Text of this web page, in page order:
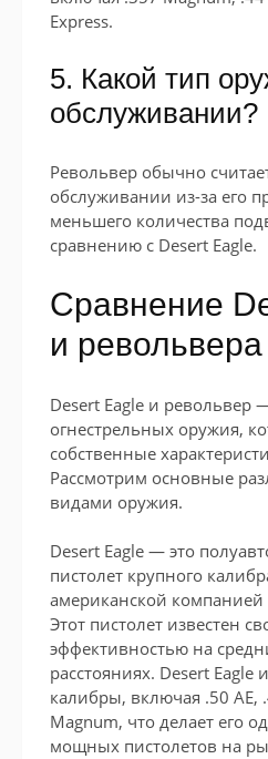
Express.
5. Какой тип
обслуживании?
Револьвер обычно
обслуживании из-за его
меньшего количества
сравнению с Desert Eagle.
Сравнение
и револьвера
Desert Eagle и револьвер
огнестрельных оружия,
собственные
Рассмотрим основные
видами оружия.
Desert Eagle — это
пистолет крупного
американской компанией
Этот пистолет известен
эффективностью на
расстояниях. Desert Eagle
калибры, включая .50 AE,
Magnum, что делает его
мощных пистолетов на